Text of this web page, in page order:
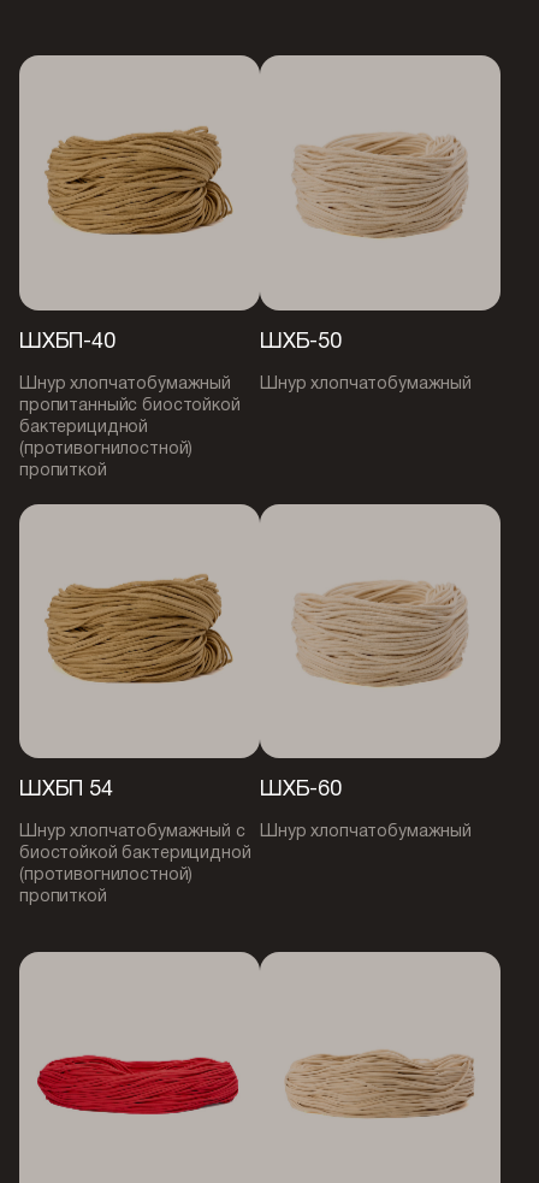
ШХБП-40
Шнур хлопчатобумажный
пропитанныйс биостойкой
бактерицидной
(противогнилостной)
пропиткой
ШХБ-50
Шнур хлопчатобумажный
ШХБП 54
Шнур хлопчатобумажный с
биостойкой бактерицидной
(противогнилостной)
пропиткой
ШХБ-60
Шнур хлопчатобумажный